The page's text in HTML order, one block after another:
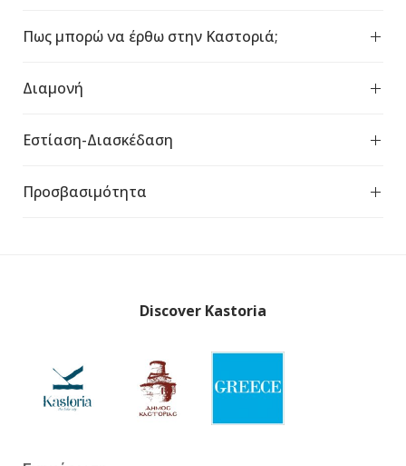
Πως μπορώ να έρθω στην Καστοριά;
Διαμονή
Εστίαση-Διασκέδαση
Προσβασιμότητα
Discover Kastoria